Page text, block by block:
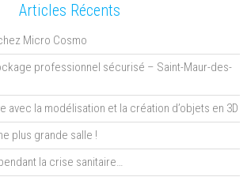
Articles Récents
Micro Cosmo
professionnel sécurisé – Saint-Maur-des-
avec la modélisation et la création d’objets en 3D
plus grande salle !
la crise sanitaire…